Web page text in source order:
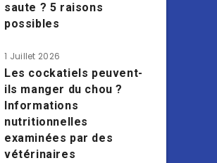
saute ? 5 raisons
possibles
1 Juillet 2026
Les cockatiels peuvent-
ils manger du chou ?
Informations
nutritionnelles
examinées par des
vétérinaires